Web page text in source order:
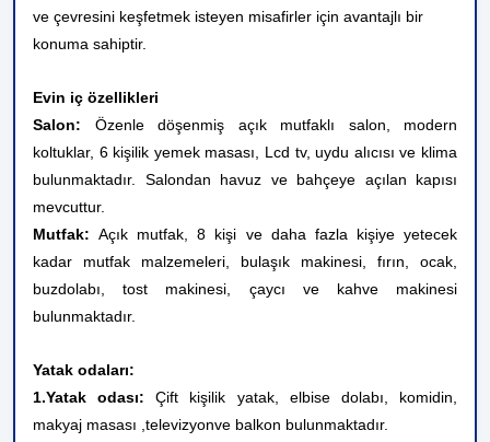
ve çevresini keşfetmek isteyen misafirler için avantajlı bir
konuma sahiptir.
Evin iç özellikleri
Salon: Özenle döşenmiş açık mutfaklı salon, modern
koltuklar, 6 kişilik yemek masası, Lcd tv, uydu alıcısı ve klima
bulunmaktadır. Salondan havuz ve bahçeye açılan kapısı
mevcuttur.
Mutfak:Açık mutfak, 8 kişi ve daha fazla kişiye yetecek
kadar mutfak malzemeleri, bulaşık makinesi, fırın, ocak,
buzdolabı, tost makinesi, çaycı ve kahve makinesi
bulunmaktadır.
Yatak odaları:
1.Yatak odası:Çift kişilik yatak, elbise dolabı, komidin,
makyaj masası ,televizyonve balkon bulunmaktadır.